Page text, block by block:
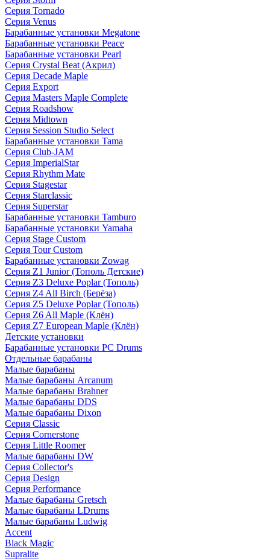
Серия Tornado
Серия Venus
Барабанные установки Megatone
Барабанные установки Peace
Барабанные установки Pearl
Серия Crystal Beat (Акрил)
Серия Decade Maple
Серия Export
Серия Masters Maple Complete
Серия Roadshow
Серия Midtown
Серия Session Studio Select
Барабанные установки Tama
Серия Club-JAM
Серия ImperialStar
Серия Rhythm Mate
Серия Stagestar
Серия Starclassic
Серия Superstar
Барабанные установки Tamburo
Барабанные установки Yamaha
Серия Stage Custom
Серия Tour Custom
Барабанные установки Zowag
Серия Z1 Junior (Тополь Детские)
Серия Z3 Deluxe Poplar (Тополь)
Серия Z4 All Birch (Берёза)
Серия Z5 Deluxe Poplar (Тополь)
Серия Z6 All Maple (Клён)
Серия Z7 European Maple (Клён)
Детские установки
Барабанные установки PC Drums
Отдельные барабаны
Малые барабаны
Малые барабаны Arcanum
Малые барабаны Brahner
Малые барабаны DDS
Малые барабаны Dixon
Серия Classic
Серия Cornerstone
Серия Little Roomer
Малые барабаны DW
Серия Collector's
Серия Design
Серия Performance
Малые барабаны Gretsch
Малые барабаны LDrums
Малые барабаны Ludwig
Accent
Black Magic
Supralite